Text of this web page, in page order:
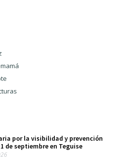
por la visibilidad y prevención
de septiembre en Teguise